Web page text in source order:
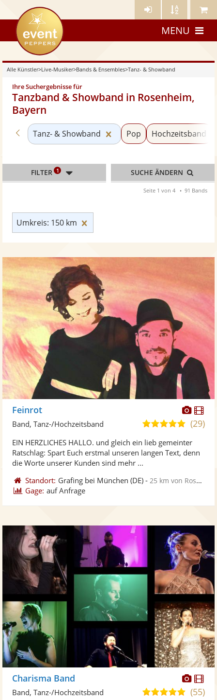
Künstler- Künstler Meine
eventpeppers
MENU
Alle Künstler>Live-Musiker>Bands & Ensembles>Tanz- & Showband
Ihre Suchergebnisse für
Tanzband & Showband in Rosenheim,
Bayern
Zurück zu «Bands & Ensembles»
Tanz- & Showband Kategorie «Tanz- &
Pop Hochzeitsband
Umkreis: 150 km
FILTER 1 SUCHE ÄNDERN
Seite 1 von 4 91 Bands
Fotos
Feinrot
5,0
5
(29)
Band, Tanz-/Hochzeitsband
EIN HERZLICHES HALLO. und gleich ein lieb gemeinter
Ratschlag: Spart Euch erstmal unseren langen Text, denn
die Worte unserer Kunden sind mehr ...
Standort: Grafing bei München (DE) - 25 km von Rosenheim
Gage: auf Anfrage
Charisma Band
5,0(55)
Band, Tanz-/Hochzeitsband